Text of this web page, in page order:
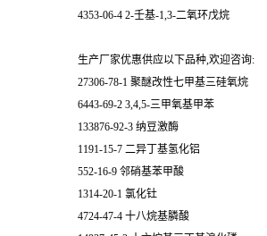
4353-06-4 2-壬基-1,3-二氧环戊烷
生产厂家优惠供应以下品种,欢迎咨询:
27306-78-1 聚醚改性七甲基三硅氧烷
6443-69-2 3,4,5-三甲氧基甲苯
133876-92-3 纳豆激酶
1191-15-7 二异丁基氢化铝
552-16-9 邻硝基苯甲酸
1314-20-1 氯化钍
4724-47-4 十八烷基膦酸